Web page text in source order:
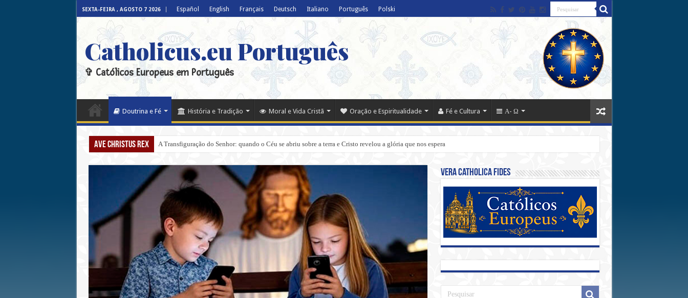
SEXTA-FEIRA , AGOSTO 7 2026 Español English Français Deutsch Italiano Português Polski
Catholicus.eu Português
✞ Católicos Europeus em Português
Doutrina e Fé História e Tradição Moral e Vida Cristã Oração e Espiritualidade Fé e Cultura Α- Ω
Ave Christus Rex A Transfiguração do Senhor: quando o Céu se abriu sobre a terra e Cristo revelou a glória que nos espera
Vera Catholica Fides